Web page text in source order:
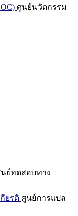
ศูนย์นวัตกรรม
ย์ทดสอบทาง
ยรติ ศูนย์การแปล